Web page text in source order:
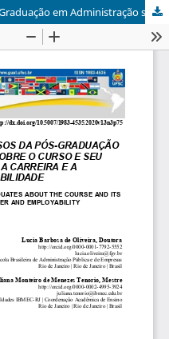
A percepção de egressos da Pós-Graduação em Administração sobre o curso e seu Impacto sobre a empregabilidade e a carreira